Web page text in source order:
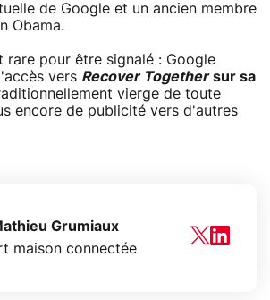
de Google et un ancien membre
Obama.
rare pour être signalé : Google
vers Recover Together sur sa
vierge de toute
encore de publicité vers d'autres
Grumiaux
maison connectée